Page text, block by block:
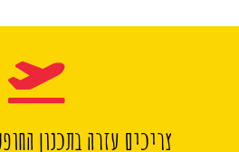
צריכים עזרה בתכנון